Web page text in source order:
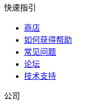
快速指引
商店
如何获得帮助
常见问题
论坛
技术支持
公司